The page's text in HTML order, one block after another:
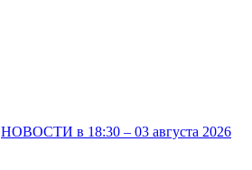
НОВОСТИ в 18:30 – 03 августа 2026